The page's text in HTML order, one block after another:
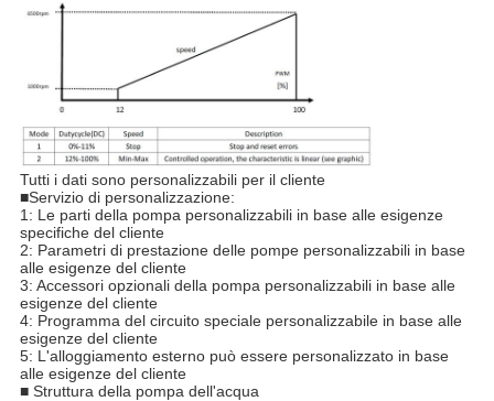
Tutti i dati sono personalizzabili per il cliente
■Servizio di personalizzazione:
1: Le parti della pompa personalizzabili in base alle esigenze
specifiche del cliente
2: Parametri di prestazione delle pompe personalizzabili in base
alle esigenze del cliente
3: Accessori opzionali della pompa personalizzabili in base alle
esigenze del cliente
4: Programma del circuito speciale personalizzabile in base alle
esigenze del cliente
5: L'alloggiamento esterno può essere personalizzato in base
alle esigenze del cliente
■ Struttura della pompa dell'acqua